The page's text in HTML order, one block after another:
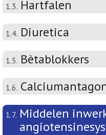
1.3. Hartfalen
1.4. Diuretica
1.5. Bètablokkers
1.6.
1.7. Middelen